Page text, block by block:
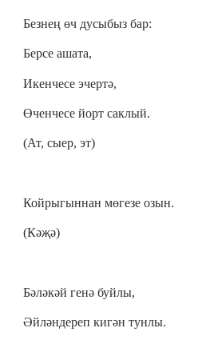
Безнең өч дусыбыз бар:
Берсе ашата,
Икенчесе эчертә,
Өченчесе йорт саклый.
(Ат, сыер, эт)
Койрыгыннан мөгезе озын.
(Кәҗә)
Бәләкәй генә буйлы,
Әйләндереп кигән тунлы.